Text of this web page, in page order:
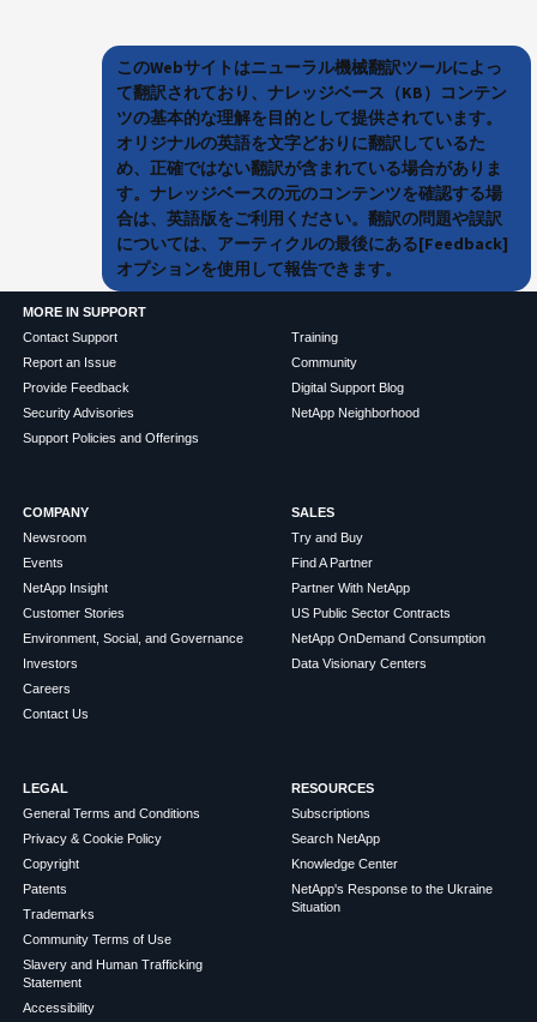
このWebサイトはニューラル機械翻訳ツールによっ
て翻訳されており、ナレッジベース（KB）コンテン
ツの基本的な理解を目的として提供されています。
オリジナルの英語を文字どおりに翻訳しているた
め、正確ではない翻訳が含まれている場合がありま
す。ナレッジベースの元のコンテンツを確認する場
合は、英語版をご利用ください。翻訳の問題や誤訳
については、アーティクルの最後にある[Feedback]
オプションを使用して報告できます。
MORE IN SUPPORT
Contact Support
Report an Issue
Provide Feedback
Security Advisories
Support Policies and Offerings
Training
Community
Digital Support Blog
NetApp Neighborhood
COMPANY
Newsroom
Events
NetApp Insight
Customer Stories
Environment, Social, and Governance
Investors
Careers
Contact Us
SALES
Try and Buy
Find A Partner
Partner With NetApp
US Public Sector Contracts
NetApp OnDemand Consumption
Data Visionary Centers
LEGAL
General Terms and Conditions
Privacy & Cookie Policy
Copyright
Patents
Trademarks
Community Terms of Use
Slavery and Human Trafficking
Statement
Accessibility
RESOURCES
Subscriptions
Search NetApp
Knowledge Center
NetApp's Response to the Ukraine
Situation